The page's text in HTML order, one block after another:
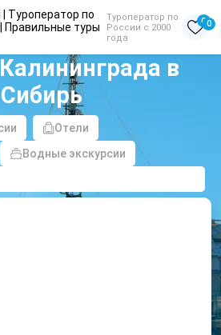
Туроператор по
России с 2000
года
00
в
Сибирь
Отели
Водные экскурсии